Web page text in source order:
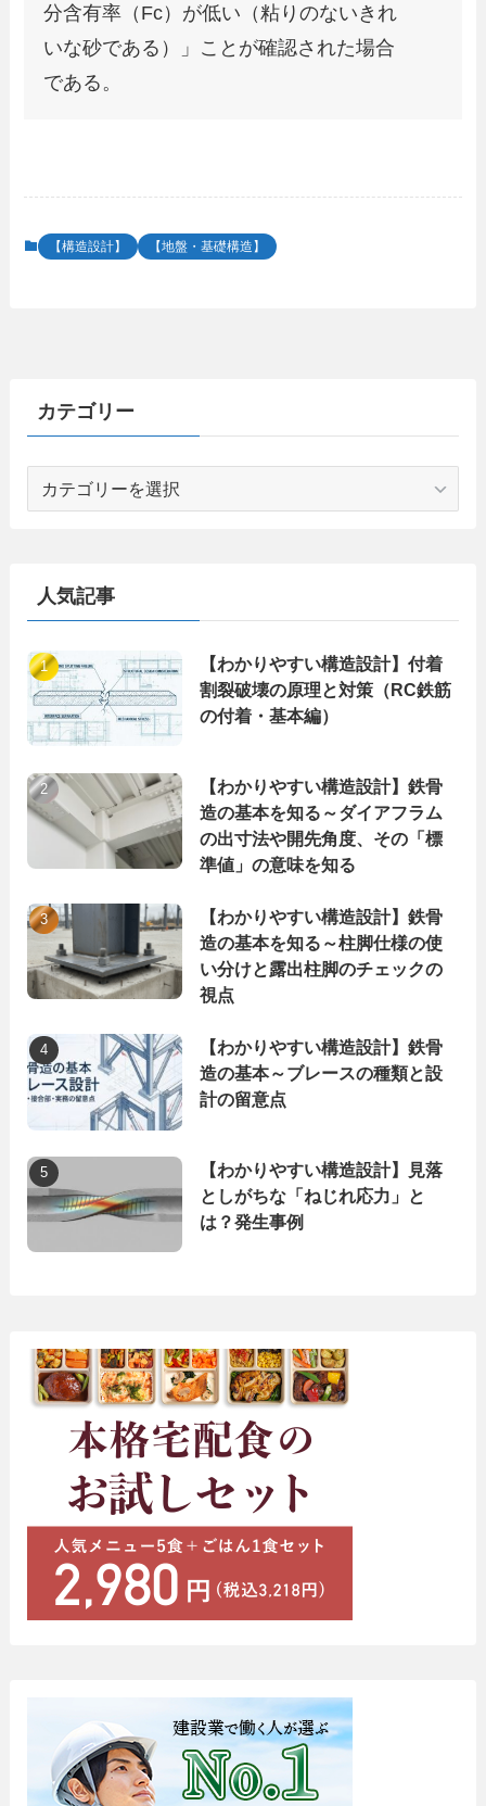
分含有率（Fc）が低い（粘りのないきれ
いな砂である）」ことが確認された場合
である。
【構造設計】 【地盤・基礎構造】
カテゴリー
人気記事
【わかりやすい構造設計】付着
割裂破壊の原理と対策（RC鉄筋
の付着・基本編）
【わかりやすい構造設計】鉄骨
造の基本を知る～ダイアフラム
の出寸法や開先角度、その「標
準値」の意味を知る
【わかりやすい構造設計】鉄骨
造の基本を知る～柱脚仕様の使
い分けと露出柱脚のチェックの
視点
【わかりやすい構造設計】鉄骨
造の基本～ブレースの種類と設
計の留意点
【わかりやすい構造設計】見落
としがちな「ねじれ応力」と
は？発生事例